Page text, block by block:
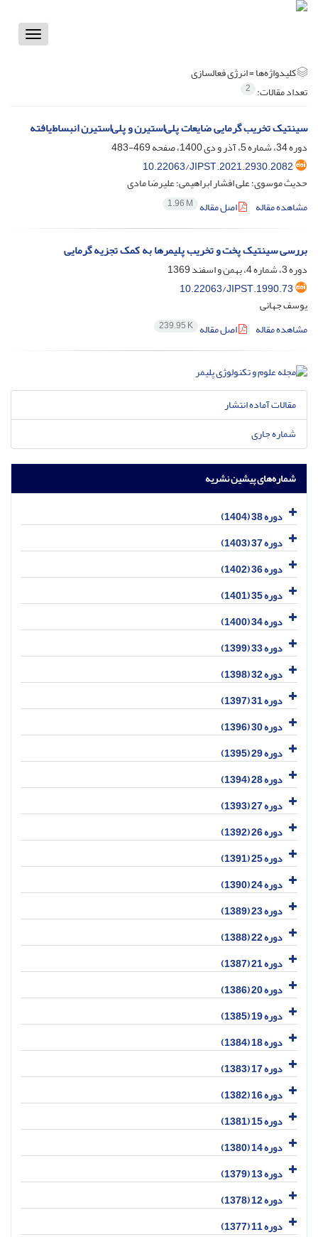
Toggle
کلیدواژه‌ها =انرژی فعالسازی
تعداد مقالات: 2
سینتیک تخریب گرمایی ضایعات پلی‌استیرن و پلی‌استیرن انبساط‌یافته
دوره 34، شماره 5، آذر و دی 1400، صفحه
469-483
10.22063/JIPST.2021.2930.2082
حدیث موسوی؛ علی افشار ابراهیمی؛ علیرضا مادی
مشاهده مقاله
اصل مقاله 1.96 M
بررسی سینتیک پخت و تخریب پلیمرها به کمک تجزیه گرمایی
دوره 3، شماره 4، بهمن و اسفند 1369
10.22063/JIPST.1990.73
یوسف جهانی
مشاهده مقاله
اصل مقاله 239.95 K
مقالات آماده انتشار
شماره جاری
شماره‌های پیشین نشریه
دوره 38 (1404)
دوره 37 (1403)
دوره 36 (1402)
دوره 35 (1401)
دوره 34 (1400)
دوره 33 (1399)
دوره 32 (1398)
دوره 31 (1397)
دوره 30 (1396)
دوره 29 (1395)
دوره 28 (1394)
دوره 27 (1393)
دوره 26 (1392)
دوره 25 (1391)
دوره 24 (1390)
دوره 23 (1389)
دوره 22 (1388)
دوره 21 (1387)
دوره 20 (1386)
دوره 19 (1385)
دوره 18 (1384)
دوره 17 (1383)
دوره 16 (1382)
دوره 15 (1381)
دوره 14 (1380)
دوره 13 (1379)
دوره 12 (1378)
دوره 11 (1377)